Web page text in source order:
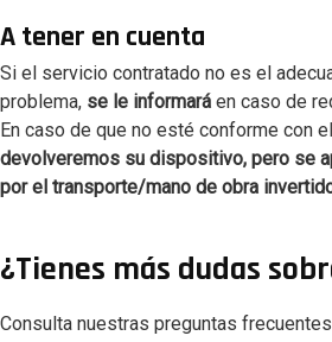
A tener en cuenta
Si el servicio contratado no es el
problema, se le informará en caso de
En caso de que no esté conforme con
devolveremos su dispositivo, pero se
por el transporte/mano de obra
¿Tienes más dudas
Consulta nuestras preguntas